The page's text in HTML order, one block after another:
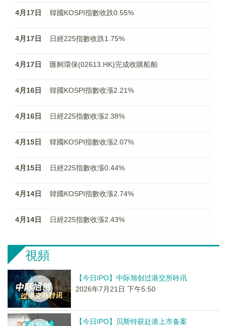
4月17日 韓國KOSPI指數收跌0.55%
4月17日 日經225指數收跌1.75%
4月17日 匯舸環保(02613.HK)完成收購船舶
4月16日 韓國KOSPI指數收漲2.21%
4月16日 日經225指數收漲2.38%
4月15日 韓國KOSPI指數收漲2.07%
4月15日 日經225指數收漲0.44%
4月14日 韓國KOSPI指數收漲2.74%
4月14日 日經225指數收漲2.43%
視頻
【今日IPO】中际旭创过港交所聆讯
2026年7月21日 下午5:50
【今日IPO】贝斯特获赴港上市备案